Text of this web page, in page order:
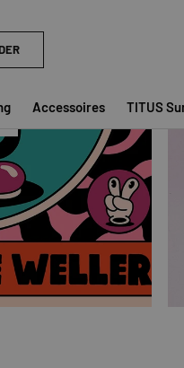
Accessoires TITUS